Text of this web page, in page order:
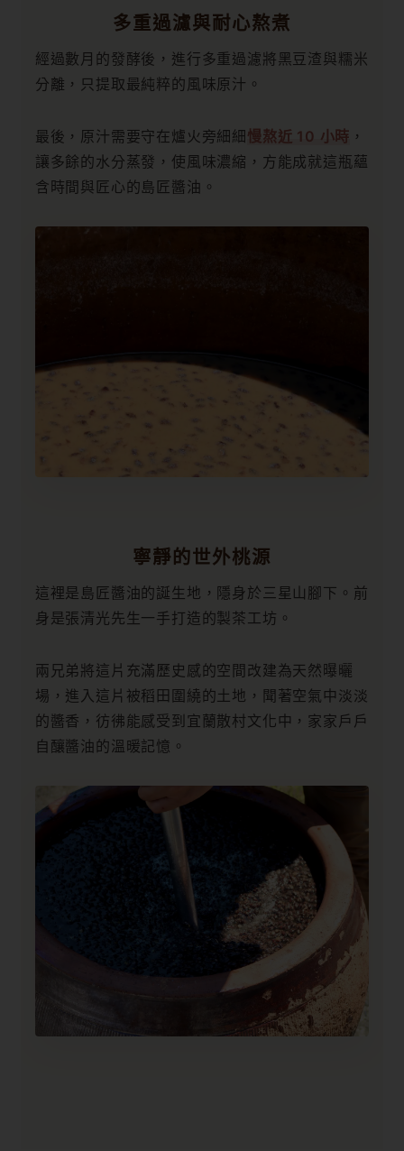
多重過濾與耐心熬煮
經過數月的發酵後，進行多重過濾將黑豆渣與糯米
分離，只提取最純粹的風味原汁。
最後，原汁需要守在爐火旁細細 慢熬近 10 小時 ，
讓多餘的水分蒸發，使風味濃縮，方能成就這瓶蘊
含時間與匠心的島匠醬油。
寧靜的世外桃源
這裡是島匠醬油的誕生地，隱身於三星山腳下。前
身是張清光先生一手打造的製茶工坊。
兩兄弟將這片充滿歷史感的空間改建為天然曝曬
場，進入這片被稻田圍繞的土地，聞著空氣中淡淡
的醬香，彷彿能感受到宜蘭散村文化中，家家戶戶
自釀醬油的溫暖記憶。